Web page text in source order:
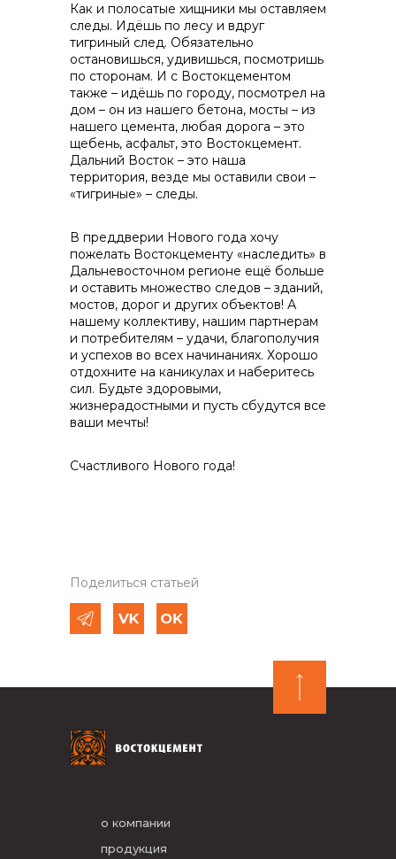
Как и полосатые хищники мы оставляем
следы. Идёшь по лесу и вдруг
тигриный след. Обязательно
остановишься, удивишься, посмотришь
по сторонам. И с Востокцементом
также – идёшь по городу, посмотрел на
дом – он из нашего бетона, мосты – из
нашего цемента, любая дорога – это
щебень, асфальт, это Востокцемент.
Дальний Восток – это наша
территория, везде мы оставили свои –
«тигриные» – следы.
В преддверии Нового года хочу
пожелать Востокцементу «наследить» в
Дальневосточном регионе ещё больше
и оставить множество следов – зданий,
мостов, дорог и других объектов! А
нашему коллективу, нашим партнерам
и потребителям – удачи, благополучия
и успехов во всех начинаниях. Хорошо
отдохните на каникулах и наберитесь
сил. Будьте здоровыми,
жизнерадостными и пусть сбудутся все
ваши мечты!
Счастливого Нового года!
Поделиться статьей
о компании
продукция